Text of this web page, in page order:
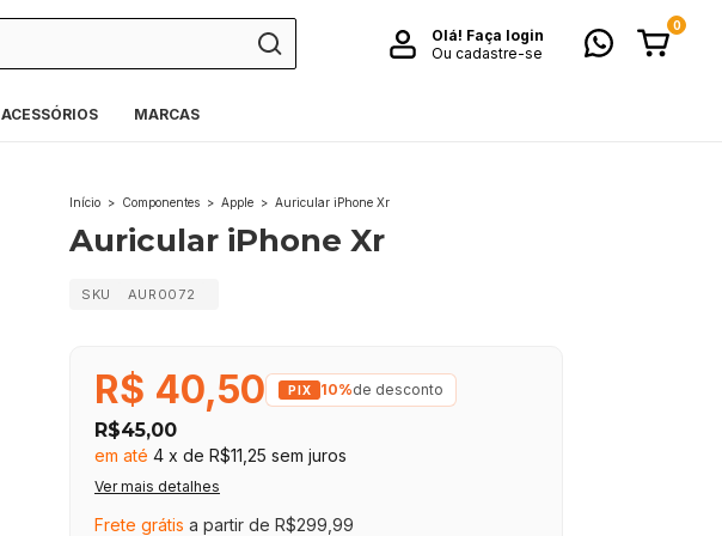
Olá! Faça login
Ou cadastre-se
0
ACESSÓRIOS MARCAS
Início > Componentes > Apple > Auricular iPhone Xr
Auricular iPhone Xr
SKU AUR0072
R$ 40,50 10%de desconto
R$45,00
em até 4 x de R$11,25 sem juros
Ver mais detalhes
Frete grátis a partir de R$299,99